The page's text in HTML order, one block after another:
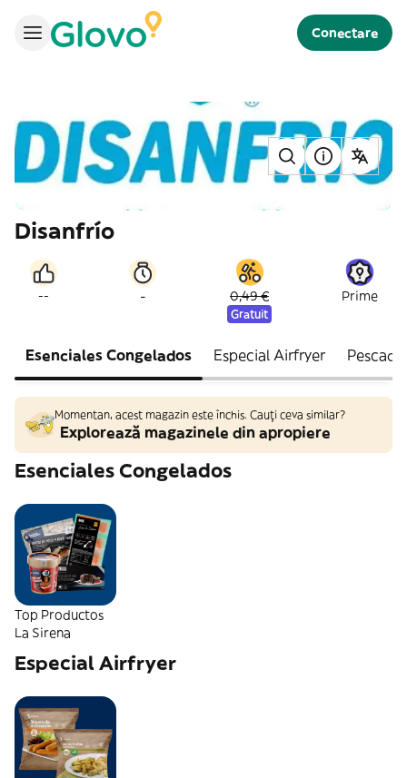
Conectare
Disanfrío
-- - 0,49 €
Gratuit
Prime
Esenciales Congelados Especial Airfryer
Momentan, acest magazin este închis. Cauți ceva similar?
Explorează magazinele din apropiere
Esenciales Congelados
Top Productos
La Sirena
Especial Airfryer